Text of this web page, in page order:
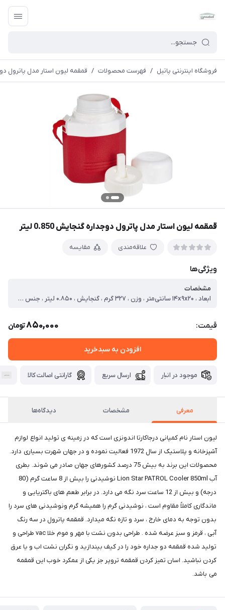
فروشگاه اینترنتی پاتیل / فهرست محصولات / قمقمه لیون استار مدل پاترول
قمقمه لیون استار مدل پاترول دوجداره گنجایش 0.850 لیتر
علاقه‌مندی مقایسه
ویژگی‌ها
مشخصات
ابعاد ، ۱۴x۹x۲۰ سانتی‌متر ، وزن ، ۳۲۷ گرم ، گنجایش ، ۰.۸۵۰ لیتر ، جنس ، پلاستیک ، نحوه خروج نوشیدنی ، ضامنی ، نوع دهانه ، پیچی ، نوع عایق حرارتی ، پلاستیک
قیمت: 850,000تومان
افزودن به سبدخرید
موجود در انبار ارسال سریع گارانتی اصالت کالا
معرفی مشخصات دیدگاه‌ها
لیون استار نام کمپانی درجاکارتا اندونزی است که در زمینه ی تولید انواع لوازم
آشپزخانه و پلاستیک از سال 1972 فعالیت نموده و در جهان شهرت بسیاری دارد‏.‏
محصولات این برند به بیش 75 درصد کشورهای جهان صادر می شوند‏.‏ بطری
آب Lion Star PATROL Cooler 850ml نوشیدنی را بیش از 8 ساعت گرم (80
درجه) و بیش از 12 ساعت سرد نگه می دارد. در برابر طعم های باکتریایی و
ماندگاری کاملاً مقاوم است ، نوشیدنی گرم را همیشه گرم ونوشیدنی های سرد را
بدون توجه به دمای خارج ، سرد و تازه نگه میدارد. قمقمه پاترول در سه رنگ
آبی ، قرمز و سبز عرضه شده . طراحی بدون نشت با مهر و موم خلا vac طراحی و
تولید شده قمقمه دو جداره خود را در کیف بیندازید و نگران نشت اب و یا عرق
کردن نباشید. اسان تمیز کردن قمقمه تروپر جز یکی از عمکرد خوب این قمقمه
می باشد.